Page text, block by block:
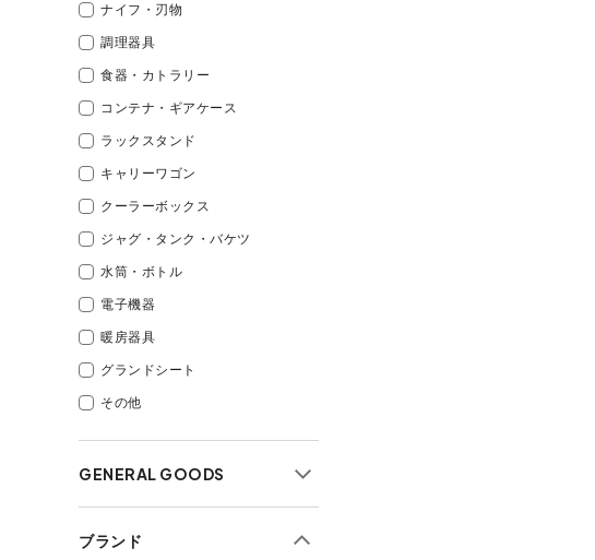
ナイフ・刃物
調理器具
食器・カトラリー
コンテナ・ギアケース
ラックスタンド
キャリーワゴン
クーラーボックス
ジャグ・タンク・バケツ
水筒・ボトル
電子機器
暖房器具
グランドシート
その他
GENERAL GOODS
小物雑貨
インテリア
ブランド